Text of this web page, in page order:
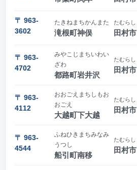
〒 963-
3602
たきねまちかんまた
滝根町神俣
たむらし
田村市
〒 963-
4702
みやこじまちいわい
ざわ
都路町岩井沢
たむらし
田村市
〒 963-
4112
おおごえまちしもお
おごえ
大越町下大越
たむらし
田村市
〒 963-
4544
ふねひきまちみなみ
うつし
船引町南移
たむらし
田村市